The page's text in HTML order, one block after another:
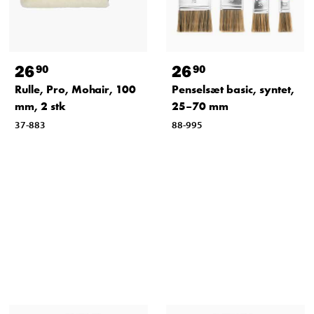
2690
Rulle, Pro, Mohair, 100
mm, 2 stk
37-883
2690
Penselsæt basic, syntet,
25–70 mm
88-995